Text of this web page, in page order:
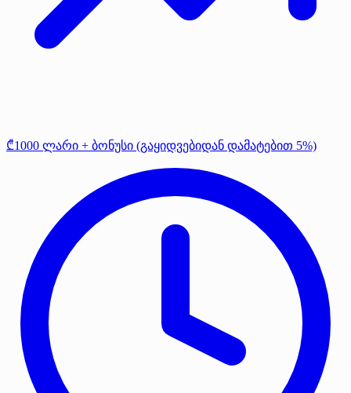
₾1000 ლარი + ბონუსი (გაყიდვებიდან დამატებით 5%)